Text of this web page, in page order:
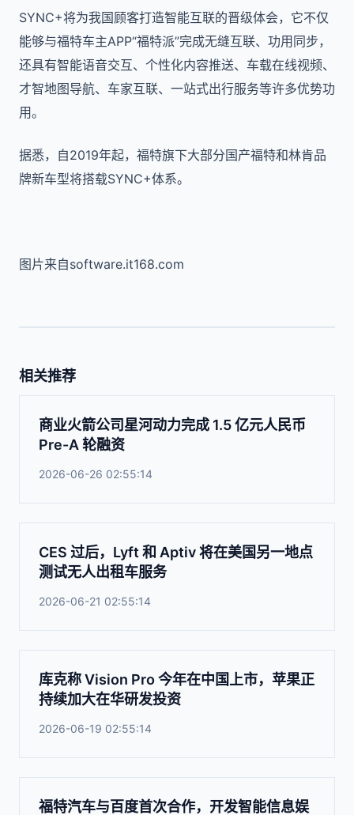
SYNC+将为我国顾客打造智能互联的晋级体会，它不仅
能够与福特车主APP“福特派”完成无缝互联、功用同步，
还具有智能语音交互、个性化内容推送、车载在线视频、
才智地图导航、车家互联、一站式出行服务等许多优势功
用。
据悉，自2019年起，福特旗下大部分国产福特和林肯品
牌新车型将搭载SYNC+体系。
图片来自software.it168.com
相关推荐
商业火箭公司星河动力完成 1.5 亿元人民币
Pre-A 轮融资
2026-06-26 02:55:14
CES 过后，Lyft 和 Aptiv 将在美国另一地点
测试无人出租车服务
2026-06-21 02:55:14
库克称 Vision Pro 今年在中国上市，苹果正
持续加大在华研发投资
2026-06-19 02:55:14
福特汽车与百度首次合作，开发智能信息娱